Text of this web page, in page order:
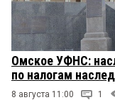
Омское УФНС:
по налогам
8 августа 11:00 1